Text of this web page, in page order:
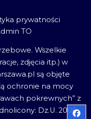
prywatności
TO
Wszelkie
zdjęcia itp.) w
są objęte
ochronie na mocy
pokrewnych” z
Dz.U. 2006